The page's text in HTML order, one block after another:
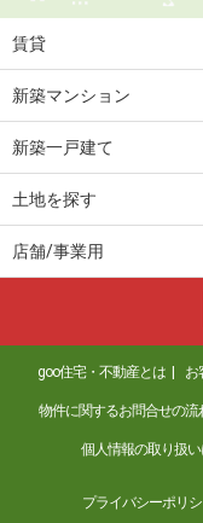
賃貸
新築マンション
新築一戸建て
土地を探す
店舗/事業用
goo住宅・不動産とは お
物件に関するお問合せの流
個人情報の取り扱
プライバシーポリ